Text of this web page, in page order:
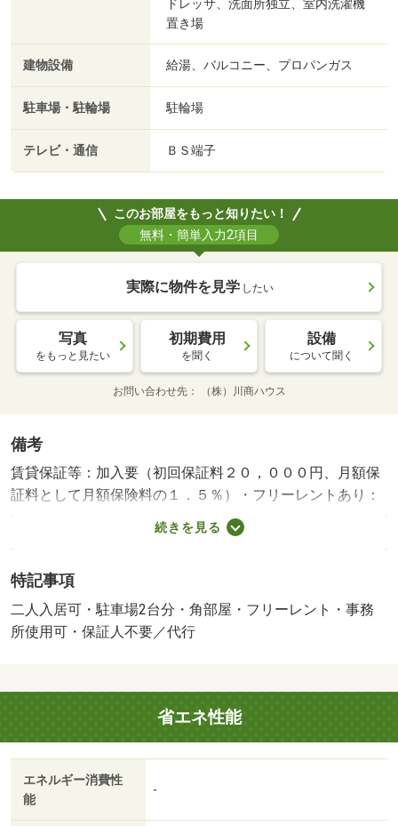
ドレッサ、洗面所独立、室内洗濯機
置き場
建物設備 給湯、バルコニー、プロパンガス
駐車場・駐輪場 駐輪場
テレビ・通信 ＢＳ端子
このお部屋をもっと知りたい！
無料・簡単入力2項目
実際に物件を見学 したい
写真
をもっと見たい
初期費用
を聞く
設備
について聞く
お問い合わせ先 （株）川商ハウス
備考
賃貸保証等：加入要（初回保証料２０，０００円、月額保
証料として月額保険料の１．５％）・フリーレントあり：
２ヶ月（〇７月３１までに申込み限定〇フリーレント２ヶ
月ＯＫ！短期解約・特約あり）・閑静な住宅地で近隣に公
プの空き情報☆敷地内駐車場２台今なら確保できます☆早
いもの勝ちです◎２０２６年７月３１日までに申込みでフ
リーレント２ヶ月ＯＫ☆・駐輪場：有・仲介手数料：１．
続きを見る
特記事項
二人入居可・駐車場2台分・角部屋・フリーレント・事務
所使用可・保証人不要／代行
省エネ性能
エネルギー消費性
能
-